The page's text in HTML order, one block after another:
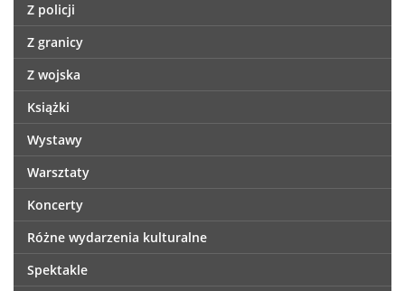
Z policji
Z granicy
Z wojska
Książki
Wystawy
Warsztaty
Koncerty
Różne wydarzenia kulturalne
Spektakle